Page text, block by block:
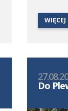
WIĘCEJ
Do